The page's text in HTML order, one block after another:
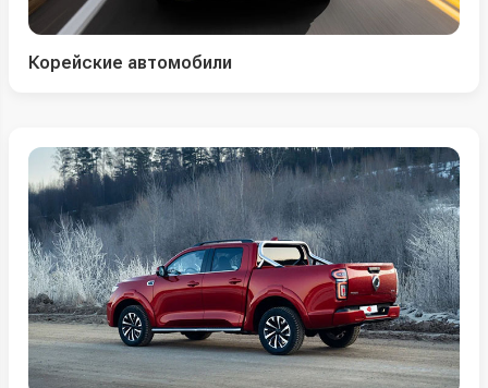
Корейские автомобили